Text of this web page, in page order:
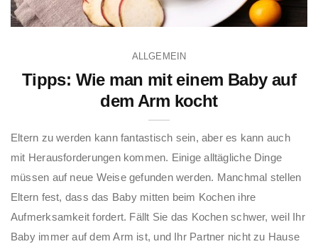
ALLGEMEIN
Tipps: Wie man mit einem Baby auf
dem Arm kocht
Eltern zu werden kann fantastisch sein, aber es kann auch
mit Herausforderungen kommen. Einige alltägliche Dinge
müssen auf neue Weise gefunden werden. Manchmal stellen
Eltern fest, dass das Baby mitten beim Kochen ihre
Aufmerksamkeit fordert. Fällt Sie das Kochen schwer, weil Ihr
Baby immer auf dem Arm ist, und Ihr Partner nicht zu Hause